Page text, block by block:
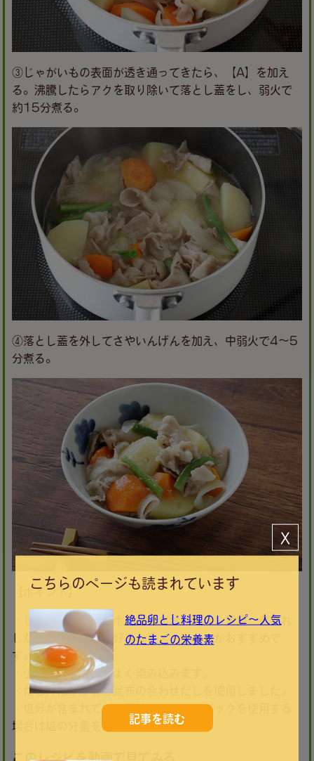
③じゃがいもの表面が透き通ってきたら、【A】を加え
る。沸騰したらアクを取り除いて落とし蓋をし、弱火で
約15分煮る。
④落とし蓋を外してさやいんげんを加え、中弱火で4〜5
分煮る。
【ポイント】
・じゃがいもはホクホク食感がお好みなら男爵、煮崩れ
しない仕上がりがお好みならメークインがおすすめで
す。
・少し冷ますと味がよく染み込みます。
・だし汁はかつおと昆布の合わせだしを使用しました。
・塩分が含まれている顆粒だしやだしパックを使用する
場合は塩の分量を調整してください。
このレシピを動画で見てみる
こちらのページも読まれています
絶品卵とじ料理のレシピ～人気
のたまごの栄養素
記事を読む
Ｘ